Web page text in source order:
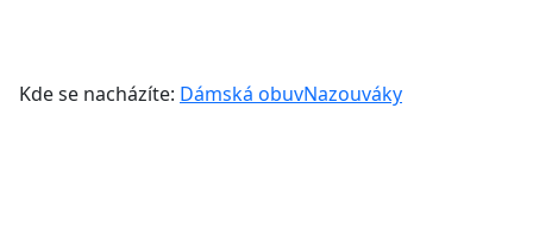
Kde se nacházíte: Dámská obuvNazouváky